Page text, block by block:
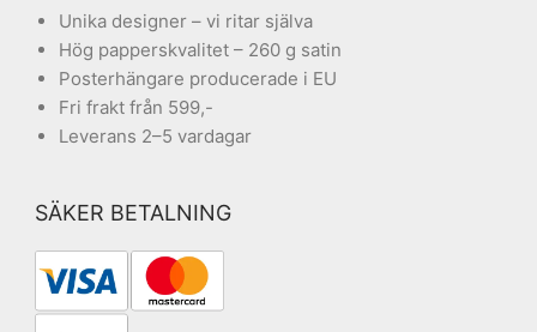
Unika designer – vi ritar själva
Hög papperskvalitet – 260 g satin
Posterhängare producerade i EU
Fri frakt från 599,-
Leverans 2–5 vardagar
SÄKER BETALNING